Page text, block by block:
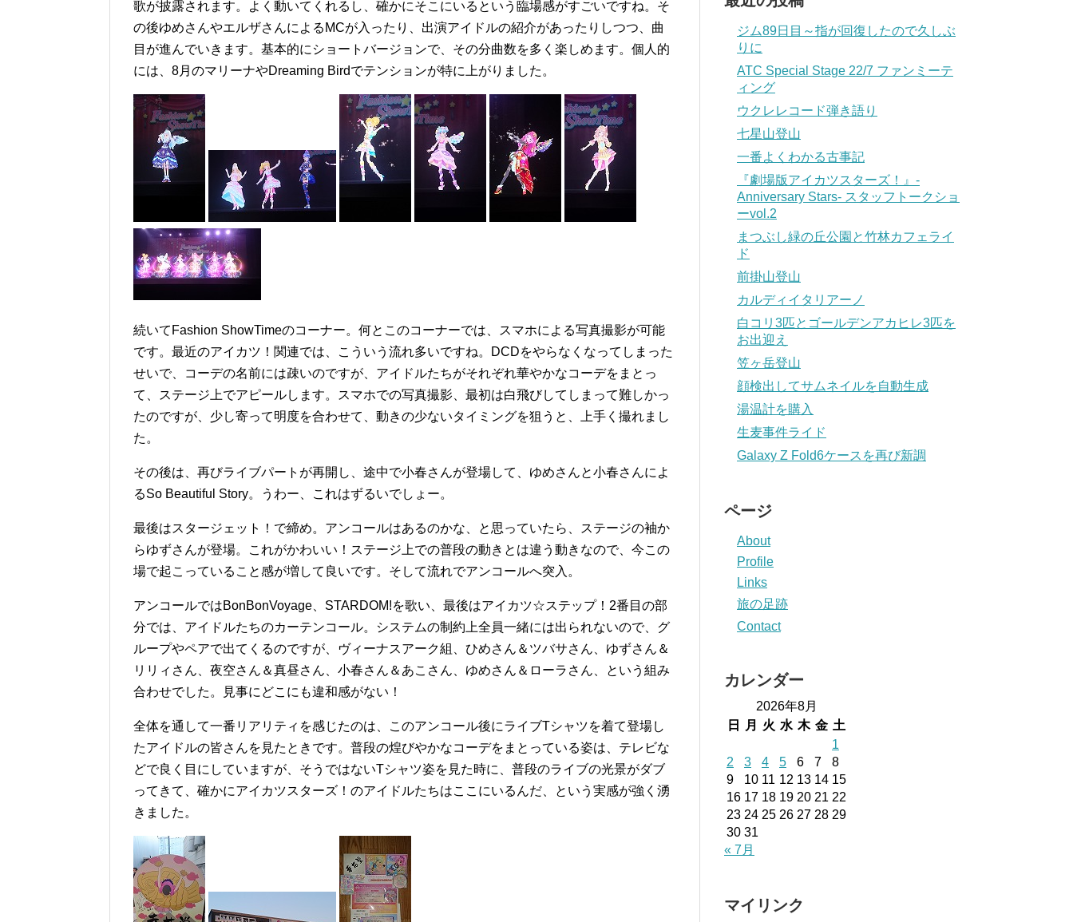
歌が披露されます。よく動いてくれるし、確かにそこにいるという臨場感がすごいですね。そ
の後ゆめさんやエルザさんによるMCが入ったり、出演アイドルの紹介があったりしつつ、曲
目が進んでいきます。基本的にショートバージョンで、その分曲数を多く楽しめます。個人的
には、8月のマリーナやDreaming Birdでテンションが特に上がりました。
続いてFashion ShowTimeのコーナー。何とこのコーナーでは、スマホによる写真撮影が可能
です。最近のアイカツ！関連では、こういう流れ多いですね。DCDをやらなくなってしまった
せいで、コーデの名前には疎いのですが、アイドルたちがそれぞれ華やかなコーデをまとっ
て、ステージ上でアピールします。スマホでの写真撮影、最初は白飛びしてしまって難しかっ
たのですが、少し寄って明度を合わせて、動きの少ないタイミングを狙うと、上手く撮れまし
た。
その後は、再びライブパートが再開し、途中で小春さんが登場して、ゆめさんと小春さんによ
るSo Beautiful Story。うわー、これはずるいでしょー。
最後はスタージェット！で締め。アンコールはあるのかな、と思っていたら、ステージの袖か
らゆずさんが登場。これがかわいい！ステージ上での普段の動きとは違う動きなので、今この
場で起こっていること感が増して良いです。そして流れでアンコールへ突入。
アンコールではBonBonVoyage、STARDOM!を歌い、最後はアイカツ☆ステップ！2番目の部
分では、アイドルたちのカーテンコール。システムの制約上全員一緒には出られないので、グ
ループやペアで出てくるのですが、ヴィーナスアーク組、ひめさん＆ツバサさん、ゆずさん＆
リリィさん、夜空さん＆真昼さん、小春さん＆あこさん、ゆめさん＆ローラさん、という組み
合わせでした。見事にどこにも違和感がない！
全体を通して一番リアリティを感じたのは、このアンコール後にライブTシャツを着て登場し
たアイドルの皆さんを見たときです。普段の煌びやかなコーデをまとっている姿は、テレビな
どで良く目にしていますが、そうではないTシャツ姿を見た時に、普段のライブの光景がダブ
ってきて、確かにアイカツスターズ！のアイドルたちはここにいるんだ、という実感が強く湧
きました。
ジム89日目～指が回復したので久しぶ
りに
ATC Special Stage 22/7 ファンミーテ
ィング
ウクレレコード弾き語り
七星山登山
一番よくわかる古事記
『劇場版アイカツスターズ！』-
Anniversary Stars- スタッフトークショ
ーvol.2
まつぶし緑の丘公園と竹林カフェライ
ド
前掛山登山
カルディイタリアーノ
白コリ3匹とゴールデンアカヒレ3匹を
お出迎え
笠ヶ岳登山
顔検出してサムネイルを自動生成
湯温計を購入
生麦事件ライド
Galaxy Z Fold6ケースを再び新調
ページ
About
Profile
Links
旅の足跡
Contact
カレンダー
2026年8月
日
月 火 水 木 金 土
1
2
3 4 5 6 7
8
9
10 11 12 13 14 15
16 17 18 19 20 21 22
23 24 25 26 27 28 29
30 31
« 7月
マイリンク